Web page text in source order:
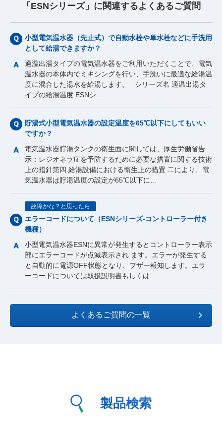
「ESNシリーズ」に関連するよくあるご質問
小型電気温水器（先止式）で自動水栓や単水栓などに手洗用
として給湯できますか？
適温出湯タイプの電気温水器をご利用いただくことで、電気
温水器の本体内でミキシングを行い、手洗いに最適な給湯温
度に混合した湯水を給湯します。 シリーズ名 適温出湯タ
イプの給湯温度 ESNシ…
貯湯式小型電気温水器の設定温度を65℃以下にしてもいい
ですか？
電気温水器貯湯タンクの衛生面に関しては、厚生労働省告
示：レジオネラ症を予防するために必要な措置に関する技術
上の指針第四 給湯設備における衛生上の措置 二により、電
気温水器は貯湯温度の設定が65℃以下に…
故障かな？と思ったら
エラーコードについて（ESNシリーズ-コントローラー付き
機種）
小型電気温水器ESNに異常が発生するとコントローラー表示
部にエラーコードが点滅表示され ます。エラーが発生する
と自動的に電源OFF状態となり、ブザー報知します。エラ
ーコードについては取扱説明書もしくは…
よくあるご質問の一覧
製品検索